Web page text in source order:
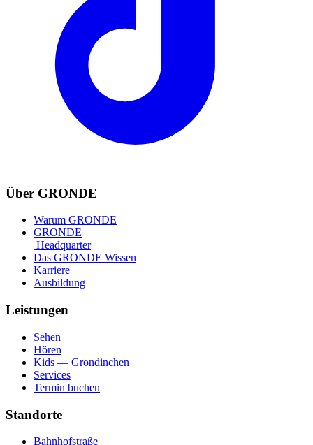
Über GRONDE
Warum GRONDE
GRONDE
Headquarter
Das GRONDE Wissen
Karriere
Ausbildung
Leistungen
Sehen
Hören
Kids — Grondinchen
Services
Termin buchen
Standorte
Bahnhofstraße